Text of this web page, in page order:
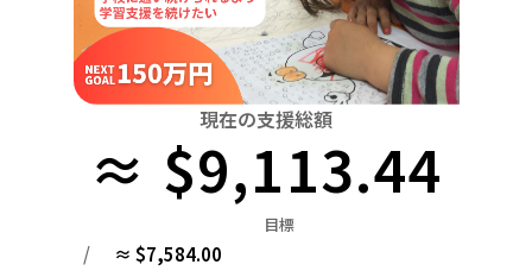
九州・沖縄
富山 石川 福井 山梨 長野
滋賀 京都 大阪 兵庫 奈良
岡山 広島 山口
愛媛 高知
佐賀 長崎
現在の支援総額
≈ $9,113.44
目標
/ ≈ $7,584.00